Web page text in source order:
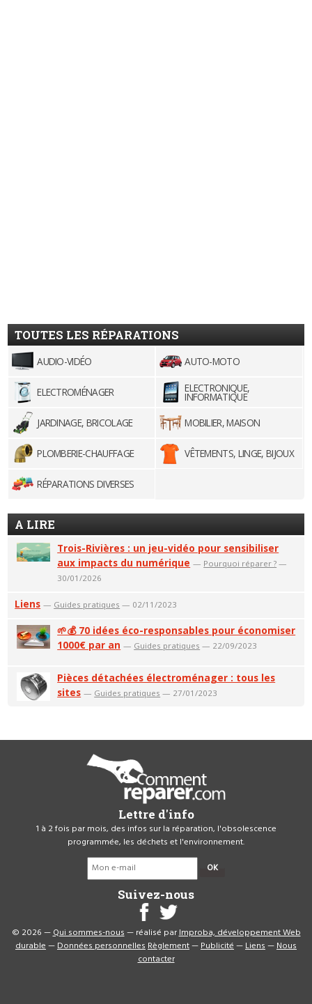
TOUTES LES RÉPARATIONS
AUDIO-VIDÉO AUTO-MOTO
ELECTROMÉNAGER ELECTRONIQUE,
INFORMATIQUE
JARDINAGE, BRICOLAGE
MOBILIER, MAISON
PLOMBERIE-CHAUFFAGE VÊTEMENTS, LINGE, BIJOUX
RÉPARATIONS DIVERSES
A LIRE
Trois-Rivières : un jeu-vidéo pour sensibiliser
aux impacts du numérique — Pourquoi réparer ? —
30/01/2026
Liens — Guides pratiques — 02/11/2023
🌱💰 70 idées éco-responsables pour économiser
1000€ par an — Guides pratiques — 22/09/2023
Pièces détachées électroménager : tous les
sites — Guides pratiques — 27/01/2023
Lettre d'info
1 à 2 fois par mois, des infos sur la réparation, l'obsolescence
programmée, les déchets et l'environnement.
OK
Suivez-nous
© 2026 —Qui sommes-nous— réalisé parImproba, développement Web
durable—Données personnellesRèglement—Publicité—Liens—Nous
contacter